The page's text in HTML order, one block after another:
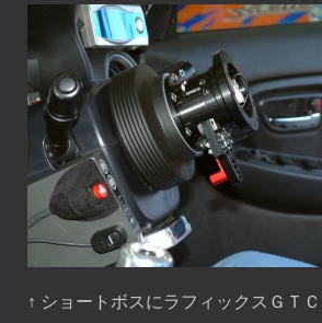
↑ ショートボスにラフィックスＧＴＣ